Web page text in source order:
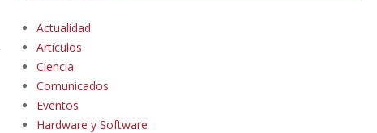
Actualidad
Artículos
Ciencia
Comunicados
Eventos
Hardware y Software